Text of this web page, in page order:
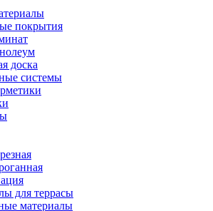
покрытия
доска
системы
для террасы
материалы